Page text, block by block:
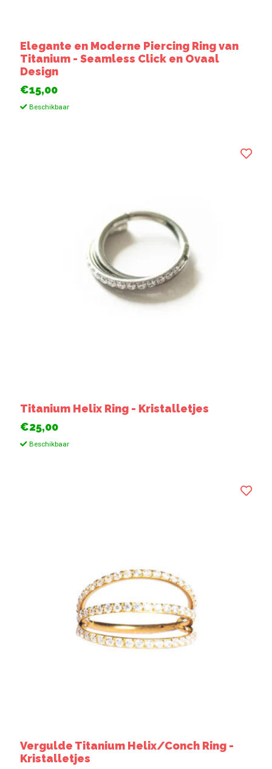
Elegante en Moderne Piercing Ring van
Titanium - Seamless Click en Ovaal
Design
€15,00
Beschikbaar
Titanium Helix Ring - Kristalletjes
€25,00
Beschikbaar
Vergulde Titanium Helix/Conch Ring -
Kristalletjes